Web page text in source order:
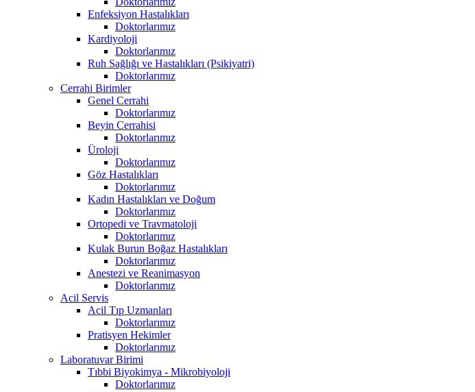
Enfeksiyon Hastalıkları
Doktorlarımız
Kardiyoloji
Doktorlarımız
Ruh Sağlığı ve Hastalıkları (Psikiyatri)
Doktorlarımız
Cerrahi Birimler
Genel Cerrahi
Doktorlarımız
Beyin Cerrahisi
Doktorlarımız
Üroloji
Doktorlarımız
Göz Hastalıkları
Doktorlarımız
Kadın Hastalıkları ve Doğum
Doktorlarımız
Ortopedi ve Travmatoloji
Doktorlarımız
Kulak Burun Boğaz Hastalıkları
Doktorlarımız
Anestezi ve Reanimasyon
Doktorlarımız
Acil Servis
Acil Tıp Uzmanları
Doktorlarımız
Pratisyen Hekimler
Doktorlarımız
Laboratuvar Birimi
Tıbbi Biyokimya - Mikrobiyoloji
Doktorlarımız